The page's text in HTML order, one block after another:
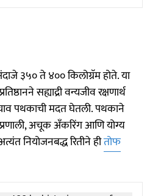
३५० ते ४०० किलोग्रॅम होते. या
सह्याद्री वन्यजीव रक्षणार्थ
पथकाची मदत घेतली. पथकाने
अचूक अँकरिंग आणि योग्य
नियोजनबद्ध रितीने हीतोफ